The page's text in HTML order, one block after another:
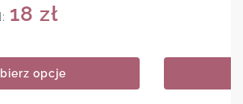
18 zł
opcje